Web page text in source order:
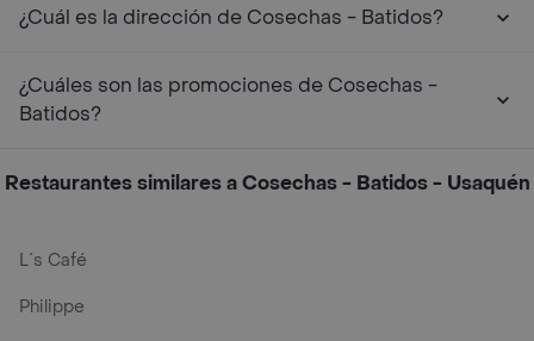
¿Cuál es la dirección de Cosechas - Batidos?
¿Cuáles son las promociones de Cosechas -
Batidos?
Restaurantes similares a Cosechas - Batidos - Usaquén
L´s Café
Philippe